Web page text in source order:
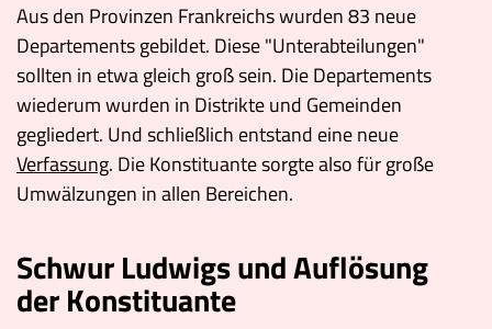
Aus den Provinzen Frankreichs wurden 83 neue
Departements gebildet. Diese "Unterabteilungen"
sollten in etwa gleich groß sein. Die Departements
wiederum wurden in Distrikte und Gemeinden
gegliedert. Und schließlich entstand eine neue
Verfassung. Die Konstituante sorgte also für große
Umwälzungen in allen Bereichen.
Schwur Ludwigs und Auflösung
der Konstituante